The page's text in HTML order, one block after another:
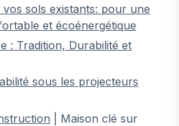
sols existants: pour une
et écoénergétique
: Tradition, Durabilité et
sous les projecteurs
Maison clé sur